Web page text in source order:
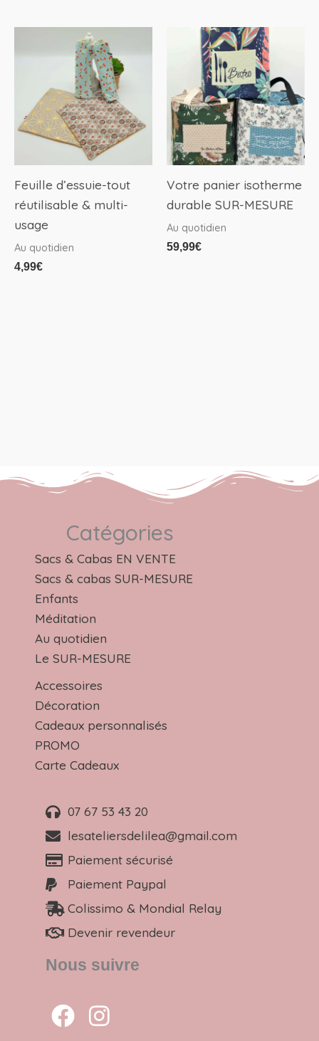
Feuille d’essuie-tout
réutilisable & multi-
usage
Au quotidien
4,99€
Votre panier isotherme
durable SUR-MESURE
Au quotidien
59,99€
Catégories
Sacs & Cabas EN VENTE
Sacs & cabas SUR-MESURE
Enfants
Méditation
Au quotidien
Le SUR-MESURE
Accessoires
Décoration
Cadeaux personnalisés
PROMO
Carte Cadeaux
07 67 53 43 20
lesateliersdelilea@gmail.com
Paiement sécurisé
Paiement Paypal
Colissimo & Mondial Relay
Devenir revendeur
Nous suivre
F
a
I
n